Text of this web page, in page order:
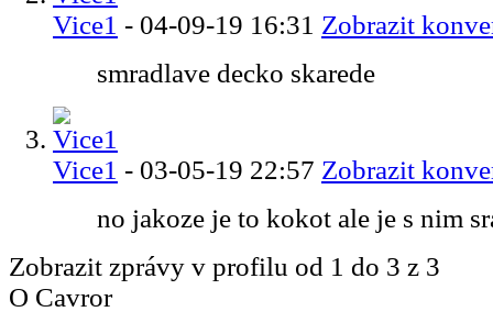
Vice1 - 04-09-19 16:31 Zobrazit
smradlave decko skarede
Vice1 - 03-05-19 22:57 Zobrazit
no jakoze je to kokot ale je s nim
Zobrazit zprávy v profilu od 1 do 3 z 3
O Cavror